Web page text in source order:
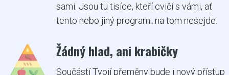
sami. Jsou tu tisíce, kteří cvičí s vámi, ať
tento nebo jiný program...na tom nesejde.
Žádný hlad, ani krabičky
Součástí Tvojí přeměny bude i nový přístup